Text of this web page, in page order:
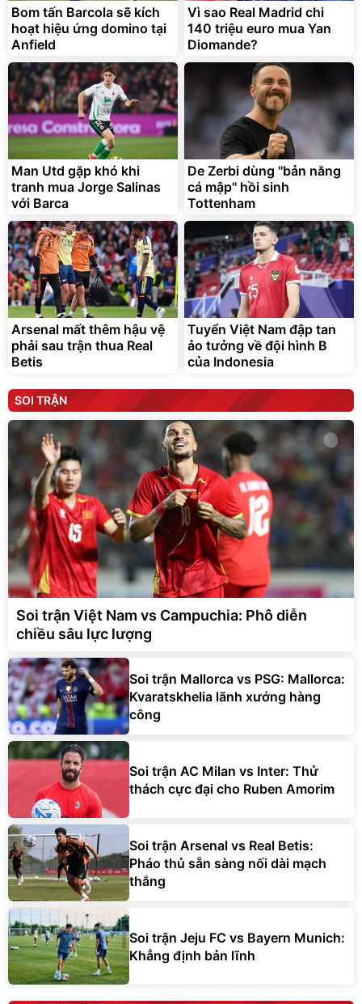
Bom tấn Barcola sẽ kích
hoạt hiệu ứng domino tại
Anfield
Vì sao Real Madrid chi
140 triệu euro mua Yan
Diomande?
Man Utd gặp khó khi
tranh mua Jorge Salinas
với Barca
De Zerbi dùng ''bản năng
cá mập'' hồi sinh
Tottenham
Arsenal mất thêm hậu vệ
phải sau trận thua Real
Betis
Tuyển Việt Nam đập tan
ảo tưởng về đội hình B
của Indonesia
SOI TRẬN
Soi trận Việt Nam vs Campuchia: Phô diễn
chiều sâu lực lượng
Soi trận Mallorca vs PSG: Mallorca:
Kvaratskhelia lãnh xướng hàng
công
Soi trận AC Milan vs Inter: Thử
thách cực đại cho Ruben Amorim
Soi trận Arsenal vs Real Betis:
Pháo thủ sẵn sàng nối dài mạch
thắng
Soi trận Jeju FC vs Bayern Munich:
Khẳng định bản lĩnh